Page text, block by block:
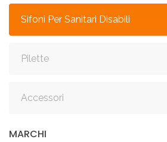
Sifoni Per Sanitari Disabili
Pilette
Accessori
MARCHI